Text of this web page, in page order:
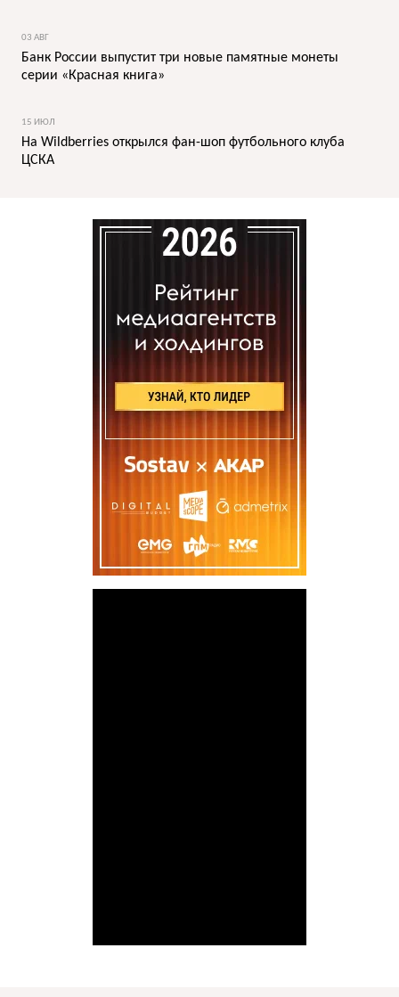
03 АВГ
Банк России выпустит три новые памятные монеты
серии «Красная книга»
15 ИЮЛ
На Wildberries открылся фан-шоп футбольного клуба
ЦСКА